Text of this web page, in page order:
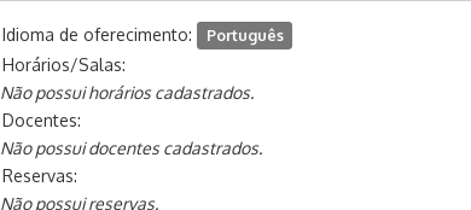
Idioma de oferecimento: Português
Horários/Salas:
Não possui horários cadastrados.
Docentes:
Não possui docentes cadastrados.
Reservas:
Não possui reservas.